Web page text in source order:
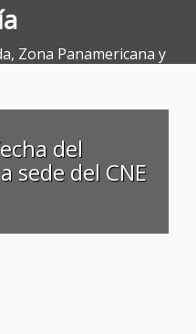
Zona Panamericana y
del
sede del CNE